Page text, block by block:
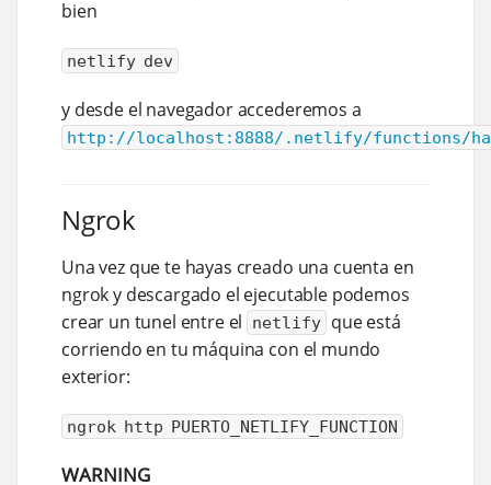
bien
netlify dev
y desde el navegador accederemos a
http://localhost:8888/.netlify/functions/
Ngrok
Una vez que te hayas creado una cuenta en
ngrok y descargado el ejecutable podemos
crear un tunel entre el
netlify que está
corriendo en tu máquina con el mundo
exterior:
ngrok http PUERTO_NETLIFY_FUNCTION
WARNING